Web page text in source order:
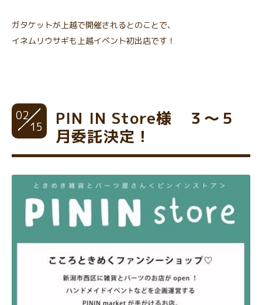
ガタケットが上越で開催されるとのことで、
イネムリウサギも上越イベント初出店です！
02
15
PIN IN Store様 ３〜５
月委託決定！